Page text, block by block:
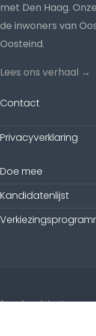
met Den Haag.
de inwoners van
Oosteind.
Lees ons verhaal →
Contact
Privacyverklaring
Doe mee
Kandidatenlijst
facebookinstagram